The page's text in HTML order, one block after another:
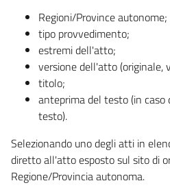
Regioni/Province autonome;
tipo provvedimento;
estremi dell'atto;
versione dell'atto (originale,
titolo;
anteprima del testo (in caso
testo).
Selezionando uno degli atti in
diretto all'atto esposto sul sito di
Regione/Provincia autonoma.